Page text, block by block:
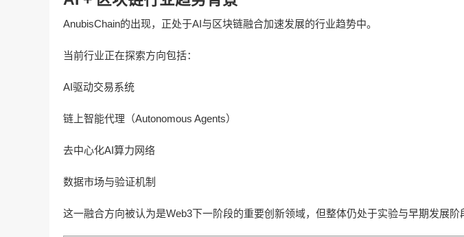
AnubisChain的出现，正处于AI与区块链融合加速发展的行业趋势中。
当前行业正在探索方向包括：
AI驱动交易系统
链上智能代理（Autonomous Agents）
去中心化AI算力网络
数据市场与验证机制
这一融合方向被认为是Web3下一阶段的重要创新领域，但整体仍处于实验与早期发展阶